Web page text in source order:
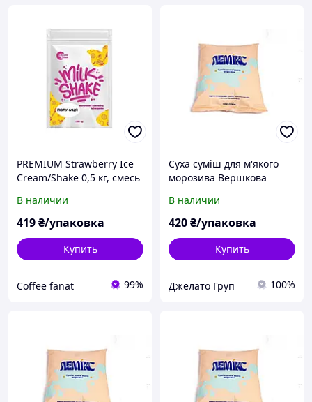
PREMIUM Strawberry Ice
Cream/Shake 0,5 кг, смесь
мороженого /коктейля
Премиум, Украина
В наличии
419₴/упаковка
Купить
Coffee fanat 99%
Суха суміш для м'якого
морозива Вершкова
В наличии
420₴/упаковка
Купить
Джелато Груп 100%